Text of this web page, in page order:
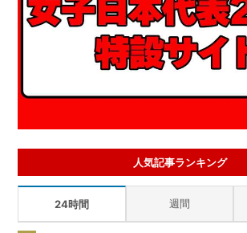
人気記事ランキング
24時間 週間